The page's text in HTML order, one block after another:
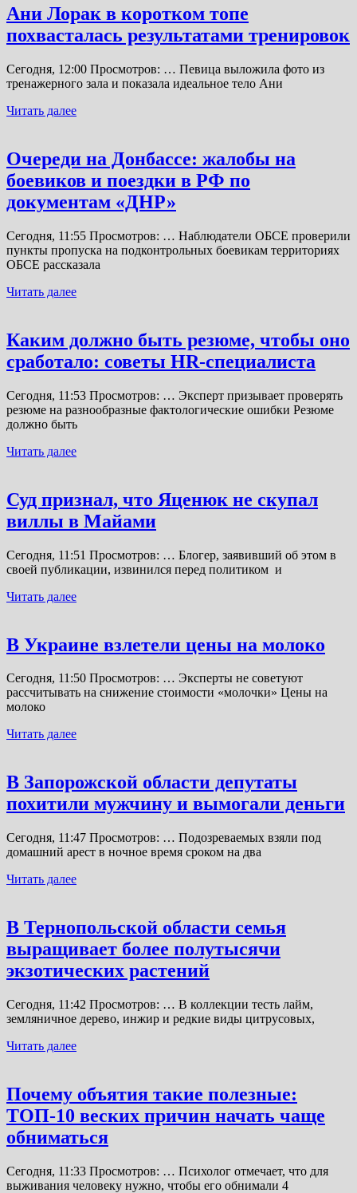
Ани Лорак в коротком топе
похвасталась результатами тренировок
Сегодня, 12:00 Просмотров: … Певица выложила фото из
тренажерного зала и показала идеальное тело Ани
Читать далее
Очереди на Донбассе: жалобы на
боевиков и поездки в РФ по
документам «ДНР»
Сегодня, 11:55 Просмотров: … Наблюдатели ОБСЕ проверили
пункты пропуска на подконтрольных боевикам территориях
ОБСЕ рассказала
Читать далее
Каким должно быть резюме, чтобы оно
сработало: советы HR-специалиста
Сегодня, 11:53 Просмотров: … Эксперт призывает проверять
резюме на разнообразные фактологические ошибки Резюме
должно быть
Читать далее
Суд признал, что Яценюк не скупал
виллы в Майами
Сегодня, 11:51 Просмотров: … Блогер, заявивший об этом в
своей публикации, извинился перед политиком и
Читать далее
В Украине взлетели цены на молоко
Сегодня, 11:50 Просмотров: … Эксперты не советуют
рассчитывать на снижение стоимости «молочки» Цены на
молоко
Читать далее
В Запорожской области депутаты
похитили мужчину и вымогали деньги
Сегодня, 11:47 Просмотров: … Подозреваемых взяли под
домашний арест в ночное время сроком на два
Читать далее
В Тернопольской области семья
выращивает более полутысячи
экзотических растений
Сегодня, 11:42 Просмотров: … В коллекции тесть лайм,
земляничное дерево, инжир и редкие виды цитрусовых,
Читать далее
Почему объятия такие полезные:
ТОП-10 веских причин начать чаще
обниматься
Сегодня, 11:33 Просмотров: … Психолог отмечает, что для
выживания человеку нужно, чтобы его обнимали 4